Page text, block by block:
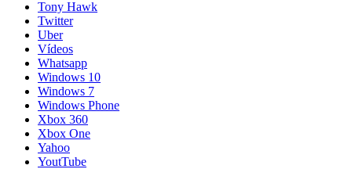
Tony Hawk
Twitter
Uber
Vídeos
Whatsapp
Windows 10
Windows 7
Windows Phone
Xbox 360
Xbox One
Yahoo
YoutTube